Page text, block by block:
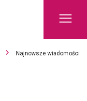
Najnowsze wiadomości